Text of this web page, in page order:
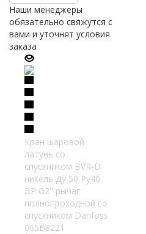
Наши менеджеры
обязательно свяжутся с
вами и уточнят условия
заказа
Кран шаровой
латунь со
спускником BVR-D
никель Ду 50 Ру40
ВР G2" рычаг
полнопроходной со
спускником Danfoss
065B8221